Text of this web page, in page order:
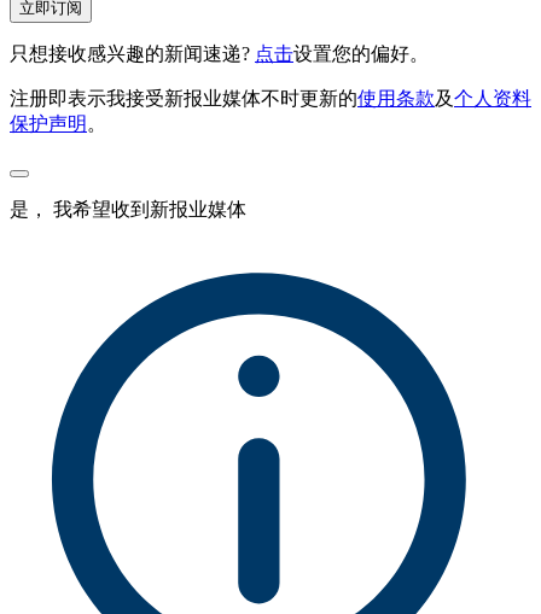
立即订阅
只想接收感兴趣的新闻速递? 点击设置您的偏好。
注册即表示我接受新报业媒体不时更新的使用条款及个人资料
保护声明 。
是， 我希望收到新报业媒体